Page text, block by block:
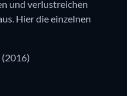
und verlustreichen
Hier die einzelnen
(2016)